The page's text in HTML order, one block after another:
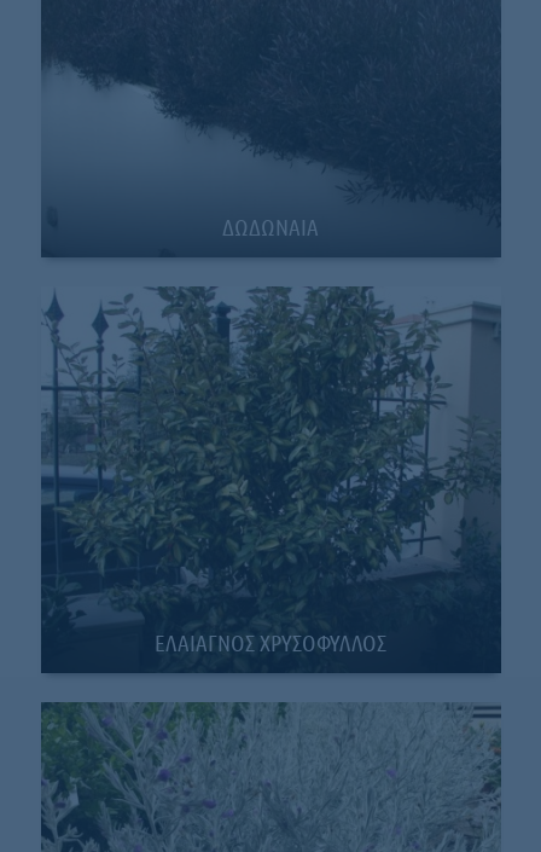
ΔΩΔΩΝΑΙΑ
ΕΛΑΙΑΓΝΟΣ ΧΡΥΣΟΦΥΛΛΟΣ